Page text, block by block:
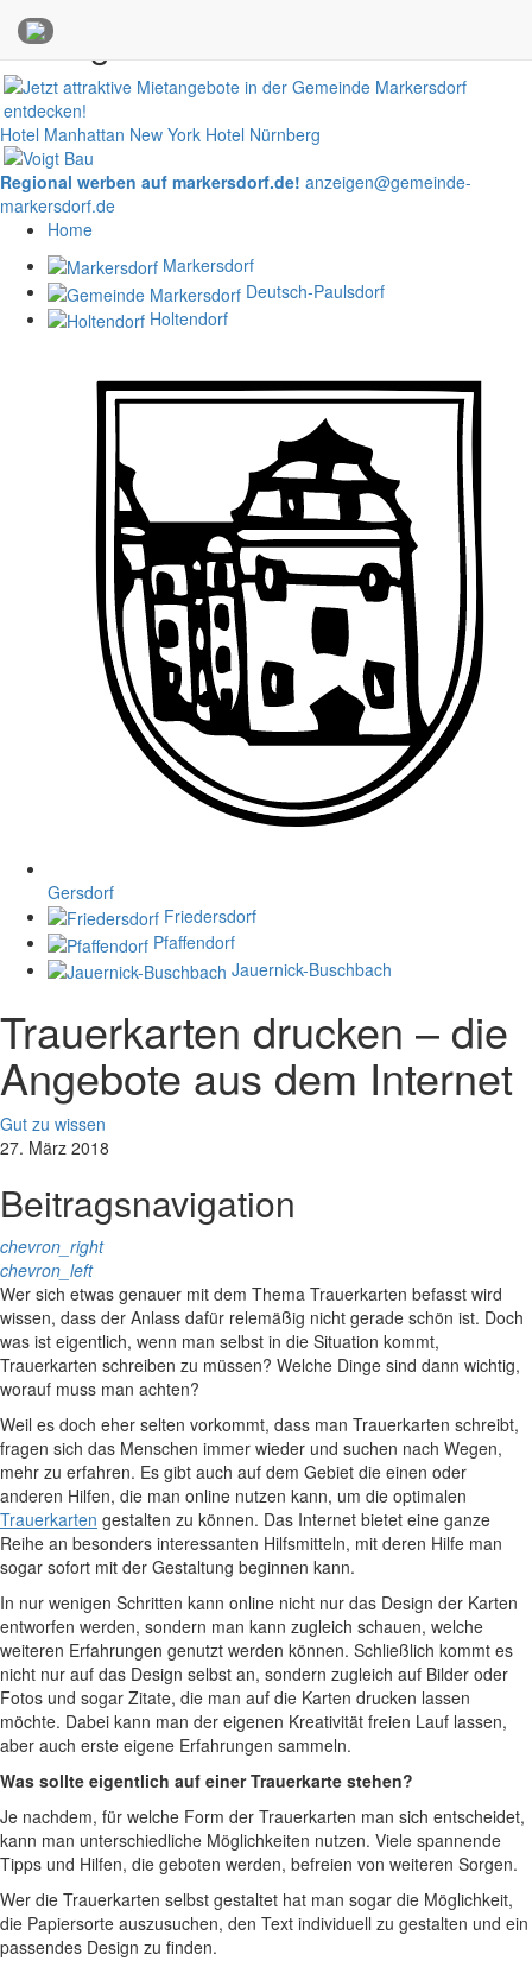
Anzeigen
Hotel Manhattan New York Hotel Nürnberg
Regional werben auf markersdorf.de! anzeigen@gemeinde-
markersdorf.de
Home
Markersdorf
Deutsch-Paulsdorf
Holtendorf
Gersdorf
Friedersdorf
Pfaffendorf
Jauernick-Buschbach
Trauerkarten drucken – die
Angebote aus dem Internet
Gut zu wissen
27. März 2018
Beitragsnavigation
chevron_right
chevron_left
Wer sich etwas genauer mit dem Thema Trauerkarten befasst wird
wissen, dass der Anlass dafür relemäßig nicht gerade schön ist. Doch
was ist eigentlich, wenn man selbst in die Situation kommt,
Trauerkarten schreiben zu müssen? Welche Dinge sind dann wichtig,
worauf muss man achten?
Weil es doch eher selten vorkommt, dass man Trauerkarten schreibt,
fragen sich das Menschen immer wieder und suchen nach Wegen,
mehr zu erfahren. Es gibt auch auf dem Gebiet die einen oder
anderen Hilfen, die man online nutzen kann, um die optimalen
Trauerkarten gestalten zu können. Das Internet bietet eine ganze
Reihe an besonders interessanten Hilfsmitteln, mit deren Hilfe man
sogar sofort mit der Gestaltung beginnen kann.
In nur wenigen Schritten kann online nicht nur das Design der Karten
entworfen werden, sondern man kann zugleich schauen, welche
weiteren Erfahrungen genutzt werden können. Schließlich kommt es
nicht nur auf das Design selbst an, sondern zugleich auf Bilder oder
Fotos und sogar Zitate, die man auf die Karten drucken lassen
möchte. Dabei kann man der eigenen Kreativität freien Lauf lassen,
aber auch erste eigene Erfahrungen sammeln.
Was sollte eigentlich auf einer Trauerkarte stehen?
Je nachdem, für welche Form der Trauerkarten man sich entscheidet,
kann man unterschiedliche Möglichkeiten nutzen. Viele spannende
Tipps und Hilfen, die geboten werden, befreien von weiteren Sorgen.
Wer die Trauerkarten selbst gestaltet hat man sogar die Möglichkeit,
die Papiersorte auszusuchen, den Text individuell zu gestalten und ein
passendes Design zu finden.